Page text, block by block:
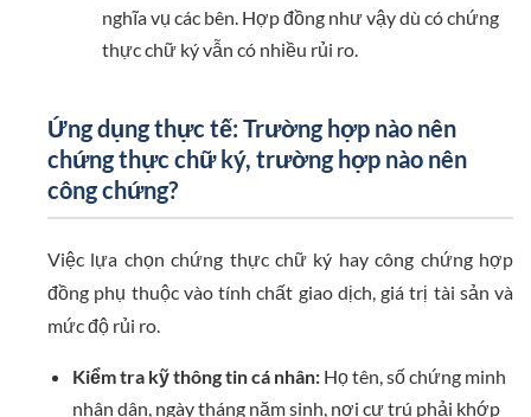
nghĩa vụ các bên. Hợp đồng như vậy dù có chứng
thực chữ ký vẫn có nhiều rủi ro.
Ứng dụng thực tế: Trường hợp nào nên
chứng thực chữ ký, trường hợp nào nên
công chứng?
Việc lựa chọn chứng thực chữ ký hay công chứng hợp
đồng phụ thuộc vào tính chất giao dịch, giá trị tài sản và
mức độ rủi ro.
Kiểm tra kỹ thông tin cá nhân:Họ tên, số chứng minh
nhân dân, ngày tháng năm sinh, nơi cư trú phải khớp